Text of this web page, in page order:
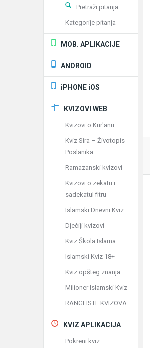
Pretraži pitanja
Kategorije pitanja
MOB. APLIKACIJE
ANDROID
iPHONE iOS
KVIZOVI WEB
Kvizovi o Kur'anu
Kviz Sira – Životopis
Poslanika
Ramazanski kvizovi
Kvizovi o zekatu i
sadekatul fitru
Islamski Dnevni Kviz
Dječiji kvizovi
Kviz Škola Islama
Islamski Kviz 18+
Kviz opšteg znanja
Milioner Islamski Kviz
RANGLISTE KVIZOVA
KVIZ APLIKACIJA
Pokreni kviz